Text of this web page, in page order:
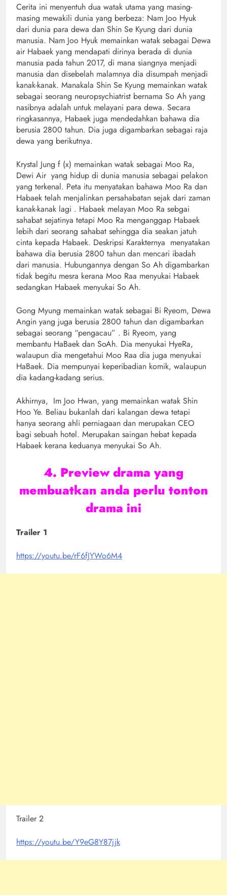
Cerita ini menyentuh dua watak utama yang masing-
masing mewakili dunia yang berbeza: Nam Joo Hyuk
dari dunia para dewa dan Shin Se Kyung dari dunia
manusia. Nam Joo Hyuk memainkan watak sebagai Dewa
air Habaek yang mendapati dirinya berada di dunia
manusia pada tahun 2017, di mana siangnya menjadi
manusia dan disebelah malamnya dia disumpah menjadi
kanak-kanak. Manakala Shin Se Kyung memainkan watak
sebagai seorang neuropsychiatrist bernama So Ah yang
nasibnya adalah untuk melayani para dewa. Secara
ringkasannya, Habaek juga mendedahkan bahawa dia
berusia 2800 tahun. Dia juga digambarkan sebagai raja
dewa yang berikutnya.
Krystal Jung f (x) memainkan watak sebagai Moo Ra,
Dewi Air yang hidup di dunia manusia sebagai pelakon
yang terkenal. Peta itu menyatakan bahawa Moo Ra dan
Habaek telah menjalinkan persahabatan sejak dari zaman
kanak-kanak lagi . Habaek melayan Moo Ra sebgai
sahabat sejatinya tetapi Moo Ra menganggap Habaek
lebih dari seorang sahabat sehingga dia seakan jatuh
cinta kepada Habaek. Deskripsi Karakternya menyatakan
bahawa dia berusia 2800 tahun dan mencari ibadah
dari manusia. Hubungannya dengan So Ah digambarkan
tidak begitu mesra kerana Moo Raa menyukai Habaek
sedangkan Habaek menyukai So Ah.
Gong Myung memainkan watak sebagai Bi Ryeom, Dewa
Angin yang juga berusia 2800 tahun dan digambarkan
sebagai seorang “pengacau” . Bi Ryeom, yang
membantu HaBaek dan SoAh. Dia menyukai HyeRa,
walaupun dia mengetahui Moo Raa dia juga menyukai
HaBaek. Dia mempunyai keperibadian komik, walaupun
dia kadang-kadang serius.
Akhirnya, Im Joo Hwan, yang memainkan watak Shin
Hoo Ye. Beliau bukanlah dari kalangan dewa tetapi
hanya seorang ahli perniagaan dan merupakan CEO
bagi sebuah hotel. Merupakan saingan hebat kepada
Habaek kerana keduanya menyukai So Ah.
4. Preview drama yang
membuatkan anda perlu tonton
drama ini
Trailer 1
https://youtu.be/rF6fJYWo6M4
Trailer 2
https://youtu.be/Y9eG8Y87jjk